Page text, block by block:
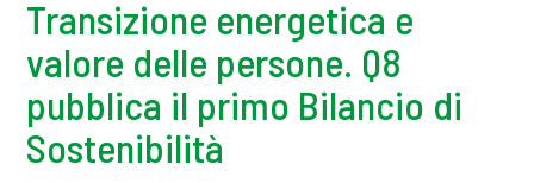
Transizione energetica e
valore delle persone. Q8
pubblica il primo Bilancio di
Sostenibilità